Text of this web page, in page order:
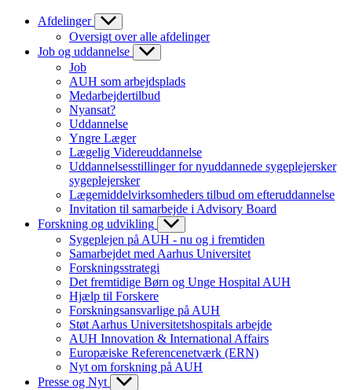
Afdelinger
Oversigt over alle afdelinger
Job og uddannelse
Job
AUH som arbejdsplads
Medarbejdertilbud
Nyansat?
Uddannelse
Yngre Læger
Lægelig Videreuddannelse
Uddannelsesstillinger for nyuddannede sygeplejersker
sygeplejersker
Lægemiddelvirksomheders tilbud om efteruddannelse
Invitation til samarbejde i Advisory Board
Forskning og udvikling
Sygeplejen på AUH - nu og i fremtiden
Samarbejdet med Aarhus Universitet
Forskningsstrategi
Det fremtidige Børn og Unge Hospital AUH
Hjælp til Forskere
Forskningsansvarlige på AUH
Støt Aarhus Universitetshospitals arbejde
AUH Innovation & International Affairs
Europæiske Referencenetværk (ERN)
Nyt om forskning på AUH
Presse og Nyt